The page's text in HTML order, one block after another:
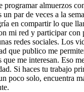
programar almuerzos
un par de veces a la
en compartir lo que
mi red y participar con
redes sociales. Los
que publico me
que me interesan. Eso
Si haces tu trabajo
poco solo, encuentra